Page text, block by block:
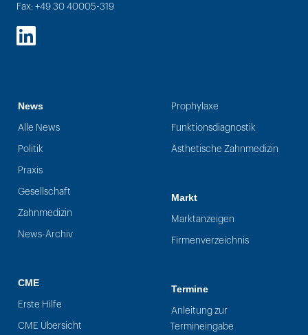
Fax: +49 30 40005-319
LinkedIn
News
Alle News
Politik
Praxis
Gesellschaft
Zahnmedizin
News-Archiv
CME
Erste Hilfe
CME Übersicht
Prophylaxe
Funktionsdiagnostik
Ästhetische Zahnmedizin
Markt
Marktanzeigen
Firmenverzeichnis
Termine
Anleitung zur
Termineingabe